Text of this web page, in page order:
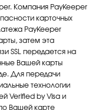
Компания PayKeeper
карточных
PayKeeper
затем эта
SSL передается на
Вашей карты
Для передачи
технологии
Verified by Visa и
Вашей карте